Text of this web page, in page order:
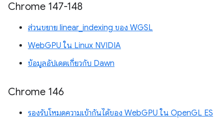
Chrome 147-148
ส่วนขยาย linear_indexing ของ WGSL
WebGPU ใน Linux NVIDIA
ข้อมูลอัปเดตเกี่ยวกับ Dawn
Chrome 146
รองรับโหมดความเข้ากันได้ของ WebGPU ใน OpenGL ES